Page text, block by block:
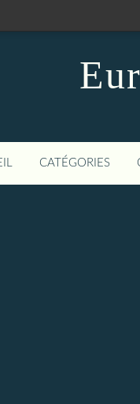
CATÉGORIES